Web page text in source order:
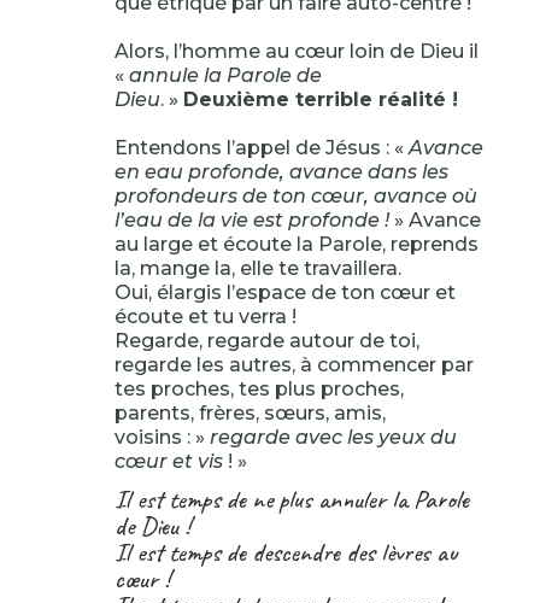
Alors, l’homme au cœur loin de Dieu il
« annule la Parole de
Dieu. » Deuxième terrible réalité !
Entendons l’appel de Jésus : «Avance
en eau profonde, avance dans les
profondeurs de ton cœur, avance où
l’eau de la vie est profonde !» Avance
au large et écoute la Parole, reprends
la, mange la, elle te travaillera.
Oui, élargis l’espace de ton cœur et
écoute et tu verra !
Regarde, regarde autour de toi,
regarde les autres, à commencer par
tes proches, tes plus proches,
parents, frères, sœurs, amis,
voisins : » regarde avec les yeux du
cœur et vis! »
Il est temps de ne plus annuler la Parole
de Dieu !
Il est temps de descendre des lèvres au
cœur !